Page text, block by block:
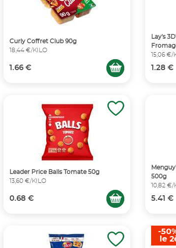
Curly Coffret Club 90g
18,44 €/KILO
1.66 €
Lay's
15,06 €/
1.28 €
Leader Price Balls Tomate 50g
13,60 €/KILO
0.68 €
500g
10,82 €/
5.41 €
-
le